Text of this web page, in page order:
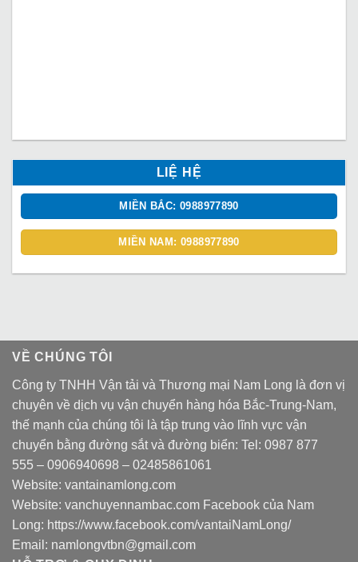
LIỆ HỆ
MIỀN BẮC: 0988977890
MIỀN NAM: 0988977890
VỀ CHÚNG TÔI
Công ty TNHH Vận tải và Thương mại Nam Long là đơn vị
chuyên về dịch vụ vận chuyển hàng hóa Bắc-Trung-Nam,
thế mạnh của chúng tôi là tập trung vào lĩnh vực vận
chuyển bằng đường sắt và đường biển: Tel: 0987 877
555 – 0906940698 – 02485861061
Website: vantainamlong.com
Website: vanchuyennambac.com Facebook của Nam
Long: https://www.facebook.com/vantaiNamLong/
Email: namlongvtbn@gmail.com